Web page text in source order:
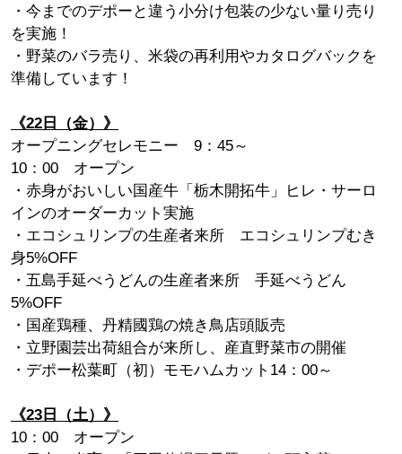
・今までのデポーと違う小分け包装の少ない量り売り
を実施！
・野菜のバラ売り、米袋の再利用やカタログバックを
準備しています！
《22日（金）》
オープニングセレモニー 9：45～
10 ：00 オープン
・赤身がおいしい国産牛「栃木開拓牛」ヒレ・サーロ
インのオーダーカット実施
・エコシュリンプの生産者来所 エコシュリンプむき
身5%OFF
・五島手延べうどんの生産者来所 手延べうどん
5%OFF
・国産鶏種、丹精國鶏の焼き鳥店頭販売
・立野園芸出荷組合が来所し、産直野菜市の開催
・デポー松葉町（初）モモハムカット14：00～
《23日（土）》
10 ：00 オープン